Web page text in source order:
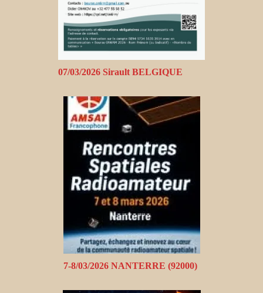
07/03/2026 Sirault BELGIQUE
7-8/03/2026 NANTERRE (92000)